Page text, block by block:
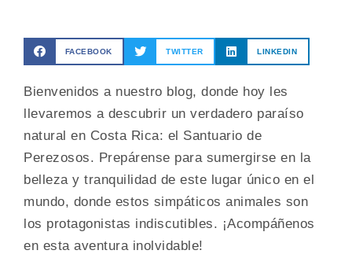
FACEBOOK TWITTER LINKEDIN
Bienvenidos a nuestro blog, donde hoy les
llevaremos a descubrir un verdadero paraíso
natural en Costa Rica: el Santuario de
Perezosos. Prepárense para sumergirse en la
belleza y tranquilidad de este lugar único en el
mundo, donde estos simpáticos animales son
los protagonistas indiscutibles. ¡Acompáñenos
en esta aventura inolvidable!